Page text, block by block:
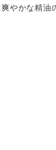
やかな精油